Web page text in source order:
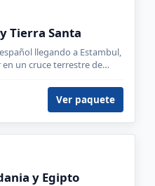
Tierra Santa
llegando a Estambul,
un cruce terrestre de
Ver paquete
y Egipto